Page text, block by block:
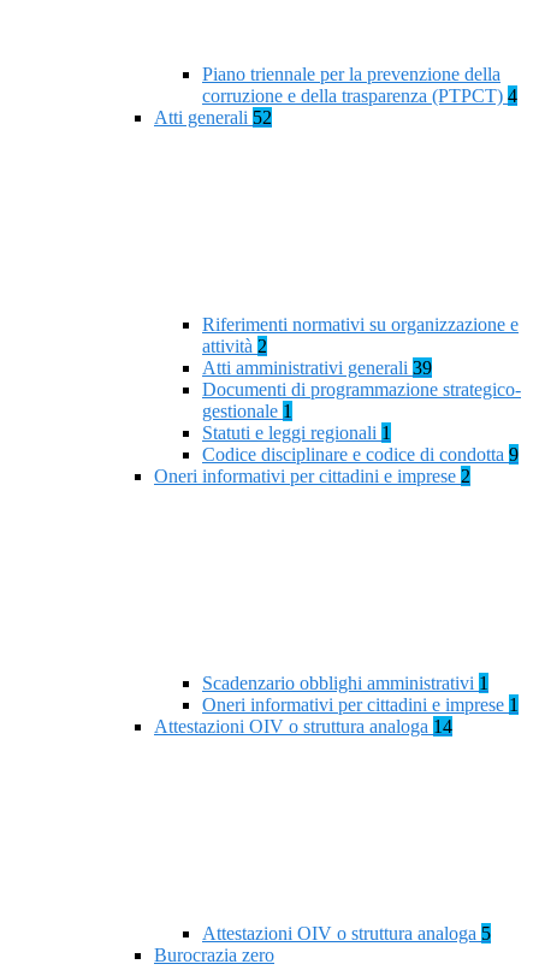
Piano triennale per la prevenzione della
corruzione e della trasparenza (PTPCT) 4
Atti generali 52
Riferimenti normativi su organizzazione e
attività 2
Atti amministrativi generali 39
Documenti di programmazione strategico-
gestionale 1
Statuti e leggi regionali 1
Codice disciplinare e codice di condotta 9
Oneri informativi per cittadini e imprese 2
Scadenzario obblighi amministrativi 1
Oneri informativi per cittadini e imprese 1
Attestazioni OIV o struttura analoga 14
Attestazioni OIV o struttura analoga 5
Burocrazia zero